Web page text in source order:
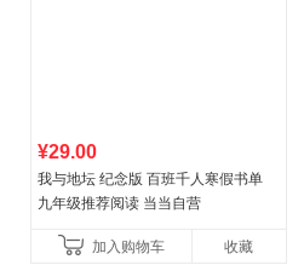
¥29.00
我与地坛 纪念版 百班千人寒假书单
九年级推荐阅读 当当自营
加入购物车 收藏